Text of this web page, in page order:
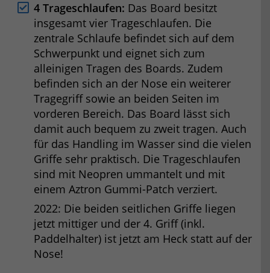
4 Trageschlaufen: Das Board besitzt
insgesamt vier Trageschlaufen. Die
zentrale Schlaufe befindet sich auf dem
Schwerpunkt und eignet sich zum
alleinigen Tragen des Boards. Zudem
befinden sich an der Nose ein weiterer
Tragegriff sowie an beiden Seiten im
vorderen Bereich. Das Board lässt sich
damit auch bequem zu zweit tragen. Auch
für das Handling im Wasser sind die vielen
Griffe sehr praktisch. Die Trageschlaufen
sind mit Neopren ummantelt und mit
einem Aztron Gummi-Patch verziert.
2022: Die beiden seitlichen Griffe liegen
jetzt mittiger und der 4. Griff (inkl.
Paddelhalter) ist jetzt am Heck statt auf der
Nose!